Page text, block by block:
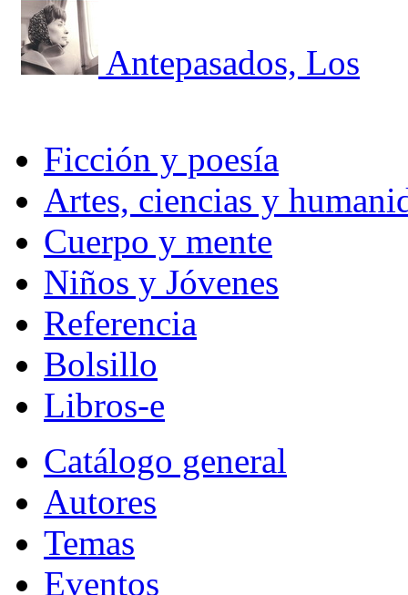
Antepasados, Los
Ficción y poesía
Artes, ciencias y
Cuerpo y mente
Niños y Jóvenes
Referencia
Bolsillo
Libros-e
Catálogo general
Autores
Temas
Eventos